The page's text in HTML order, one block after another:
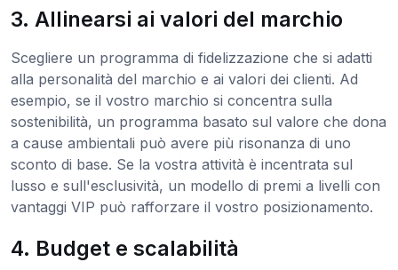
3. Allinearsi ai valori del marchio
Scegliere un programma di fidelizzazione che si adatti
alla personalità del marchio e ai valori dei clienti. Ad
esempio, se il vostro marchio si concentra sulla
sostenibilità, un programma basato sul valore che dona
a cause ambientali può avere più risonanza di uno
sconto di base. Se la vostra attività è incentrata sul
lusso e sull'esclusività, un modello di premi a livelli con
vantaggi VIP può rafforzare il vostro posizionamento.
4. Budget e scalabilità